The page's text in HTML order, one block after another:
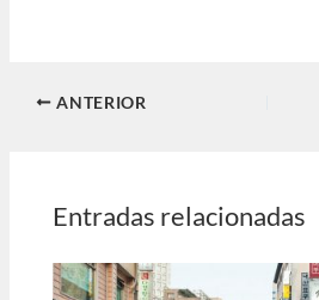
ANTERIOR
Entradas relacionadas